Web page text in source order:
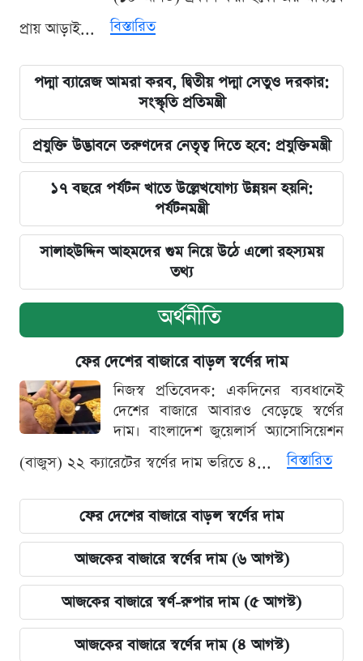
প্রায় আড়াই...
বিস্তারিত
পদ্মা ব্যারেজ আমরা করব, দ্বিতীয় পদ্মা সেতুও দরকার:
সংস্কৃতি প্রতিমন্ত্রী
প্রযুক্তি উদ্ভাবনে তরুণদের নেতৃত্ব দিতে হবে: প্রযুক্তিমন্ত্রী
১৭ বছরে পর্যটন খাতে উল্লেখযোগ্য উন্নয়ন হয়নি:
পর্যটনমন্ত্রী
সালাহউদ্দিন আহমদের গুম নিয়ে উঠে এলো রহস্যময়
তথ্য
অর্থনীতি
ফের দেশের বাজারে বাড়ল স্বর্ণের দাম
নিজস্ব প্রতিবেদক: একদিনের ব্যবধানেই
দেশের বাজারে আবারও বেড়েছে স্বর্ণের
দাম। বাংলাদেশ জুয়েলার্স অ্যাসোসিয়েশন
(বাজুস) ২২ ক্যারেটের স্বর্ণের দাম ভরিতে ৪...
বিস্তারিত
ফের দেশের বাজারে বাড়ল স্বর্ণের দাম
আজকের বাজারে স্বর্ণের দাম (৬ আগস্ট)
আজকের বাজারে স্বর্ণ-রুপার দাম (৫ আগস্ট)
আজকের বাজারে স্বর্ণের দাম (৪ আগস্ট)